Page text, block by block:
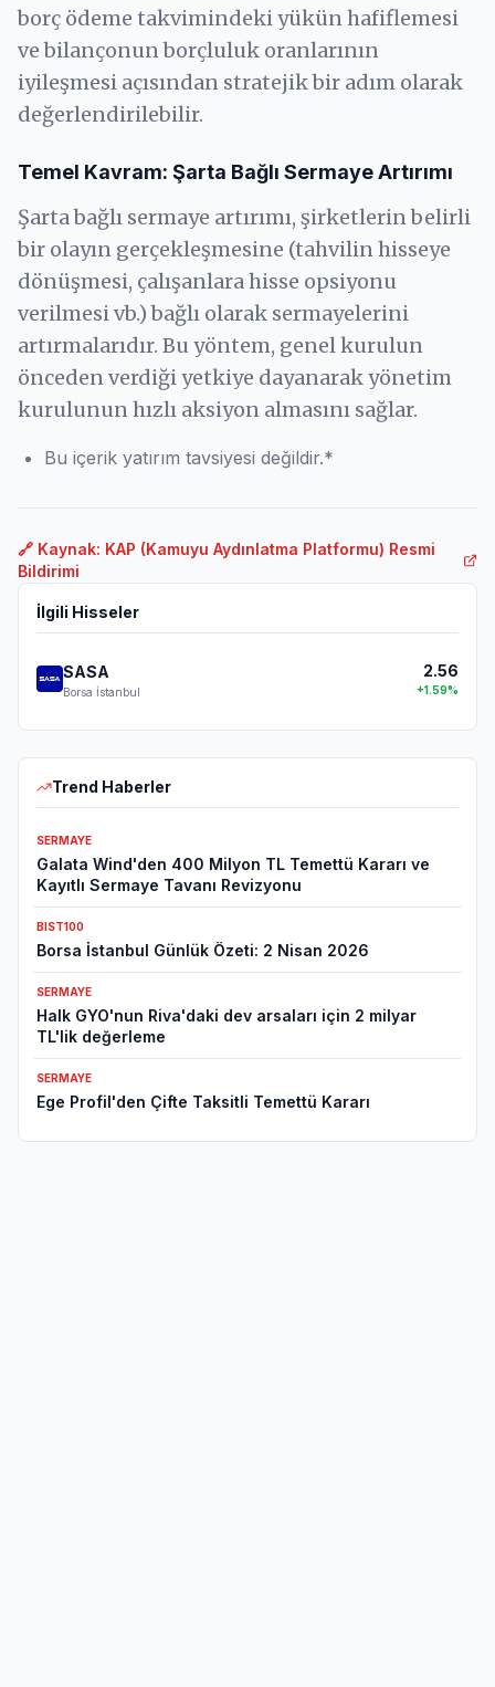
borç ödeme takvimindeki yükün hafiflemesi
ve bilançonun borçluluk oranlarının
iyileşmesi açısından stratejik bir adım olarak
değerlendirilebilir.
Temel Kavram: Şarta Bağlı Sermaye Artırımı
Şarta bağlı sermaye artırımı, şirketlerin belirli
bir olayın gerçekleşmesine (tahvilin hisseye
dönüşmesi, çalışanlara hisse opsiyonu
verilmesi vb.) bağlı olarak sermayelerini
artırmalarıdır. Bu yöntem, genel kurulun
önceden verdiği yetkiye dayanarak yönetim
kurulunun hızlı aksiyon almasını sağlar.
Bu içerik yatırım tavsiyesi değildir.*
🔗 Kaynak: KAP (Kamuyu Aydınlatma Platformu) Resmi
Bildirimi
İlgili Hisseler
SASA
Borsa İstanbul
2.56
+1.59%
Trend Haberler
SERMAYE
Galata Wind'den 400 Milyon TL Temettü Kararı ve
Kayıtlı Sermaye Tavanı Revizyonu
BIST100
Borsa İstanbul Günlük Özeti: 2 Nisan 2026
SERMAYE
Halk GYO'nun Riva'daki dev arsaları için 2 milyar
TL'lik değerleme
SERMAYE
Ege Profil'den Çifte Taksitli Temettü Kararı